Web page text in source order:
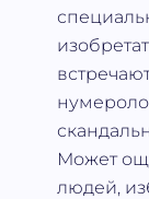
Может
людей,